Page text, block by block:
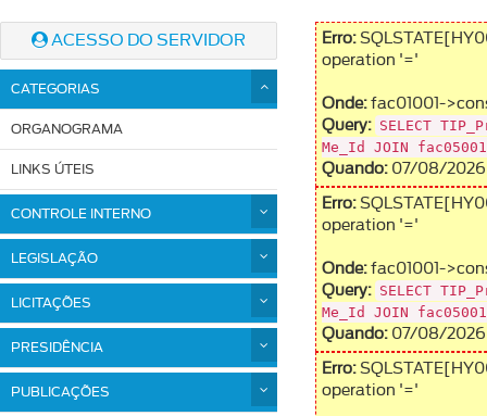
ACESSO DO SERVIDOR
CATEGORIAS
ORGANOGRAMA
LINKS ÚTEIS
CONTROLE INTERNO
LEGISLAÇÃO
LICITAÇÕES
PRESIDÊNCIA
PUBLICAÇÕES
Erro:
operation '='
Onde: fac01001-
Query: SELECT
Me_Id JOIN
Quando: 07/08/2026
Erro:
operation '='
Onde: fac01001-
Query: SELECT
Me_Id JOIN
Quando: 07/08/2026
Erro:
operation '='